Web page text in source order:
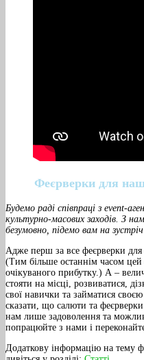
Феєрверки для
Будемо раді співпраці з event-
культурно-масових заходів. З
безумовно, підемо вам на
Адже перш за все феєрверки
(Тим більше останнім часом
очікуваного прибутку.) А –
стояти на місці, розвиватися,
свої навички та займатися
сказати, що салюти та
нам лише задоволення та
попрацюйте з нами і
Додаткову інформацію на тему